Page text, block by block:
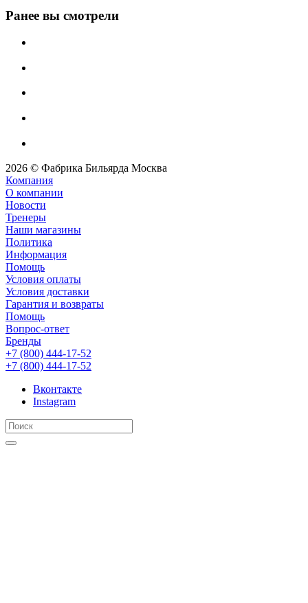
Ранее вы смотрели
2026 © Фабрика Бильярда Москва
Компания
О компании
Новости
Тренеры
Наши магазины
Политика
Информация
Помощь
Условия оплаты
Условия доставки
Гарантия и возвраты
Помощь
Вопрос-ответ
Бренды
+7 (800) 444-17-52
+7 (800) 444-17-52
Вконтакте
Instagram